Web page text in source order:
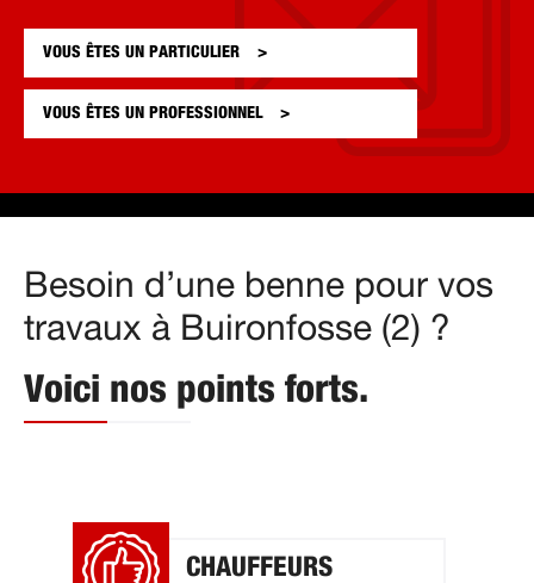
VOUS ÊTES UN PARTICULIER
VOUS ÊTES UN PROFESSIONNEL
Besoin d’une benne pour vos
travaux à Buironfosse (2) ?
Voici nos points forts.
CHAUFFEURS